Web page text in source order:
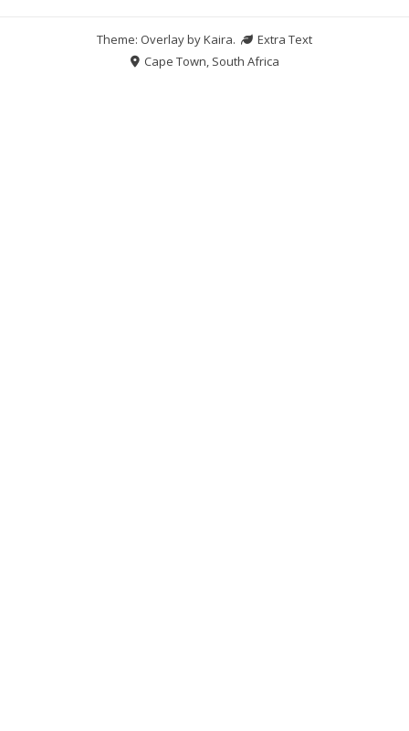
Theme: Overlay byKaira.
Extra Text
Cape Town, South Africa